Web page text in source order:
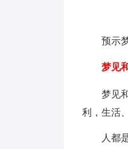
预示
梦见和
梦见
利，生活
人都